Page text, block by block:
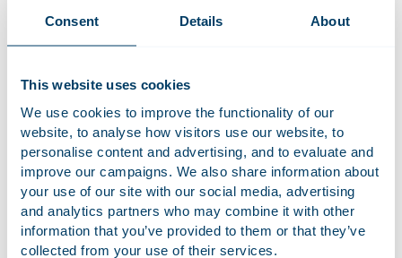
Consent Details About
This website uses cookies
We use cookies to improve the functionality of our
website, to analyse how visitors use our website, to
personalise content and advertising, and to evaluate and
improve our campaigns. We also share information about
your use of our site with our social media, advertising
and analytics partners who may combine it with other
information that you’ve provided to them or that they’ve
collected from your use of their services.
toezicht uitgelicht sinds onze News Update van maart 2025.
AFM
De AFM heeft op 11 maart 2025 een nieuwsbericht
geplaatst over haar handhaving van de CSRD-
verplichtingen. De Europese Commissie (de
Commissie) heeft onlangs het Omnibusvoorstel
uitgebracht, dat erop gericht is de CSRD-